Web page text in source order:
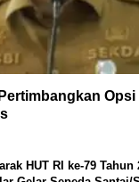
HUT RI ke-79 Tahun